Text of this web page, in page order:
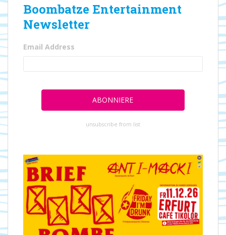
Boombatze Entertainment
Newsletter
Email Address
unsubscribe from list